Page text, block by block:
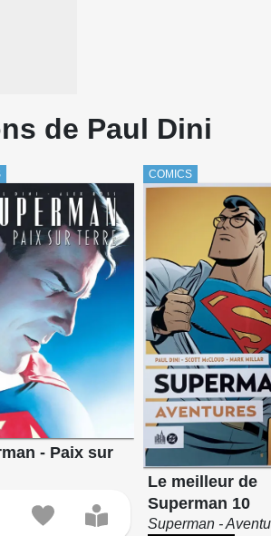
de Paul Dini
- Paix sur
COMICS
Le meilleur de
Superman 10
Superman -